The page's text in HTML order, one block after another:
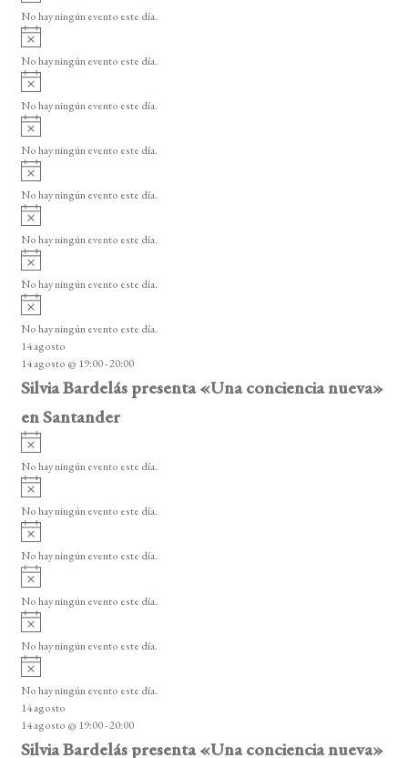
E
v
e
n
t
o
s
o
v
i
o
No hay ningún evento este día.
A
v
i
o
No hay ningún evento este día.
A
v
i
o
No hay ningún evento este día.
A
v
i
o
No hay ningún evento este día.
A
v
i
o
No hay ningún evento este día.
A
v
i
o
No hay ningún evento este día.
A
v
i
o
No hay ningún evento este día.
A
v
i
s
o
No hay ningún evento este día.
14 agosto
14 agosto @ 19:00-20:00
Silvia Bardelás presenta «Una conciencia nueva»
en Santander
A
v
i
o
No hay ningún evento este día.
A
v
i
o
No hay ningún evento este día.
A
v
i
o
No hay ningún evento este día.
A
v
i
o
No hay ningún evento este día.
A
v
i
o
No hay ningún evento este día.
A
v
i
s
o
No hay ningún evento este día.
14 agosto
14 agosto @ 19:00-20:00
Silvia Bardelás presenta «Una conciencia nueva»